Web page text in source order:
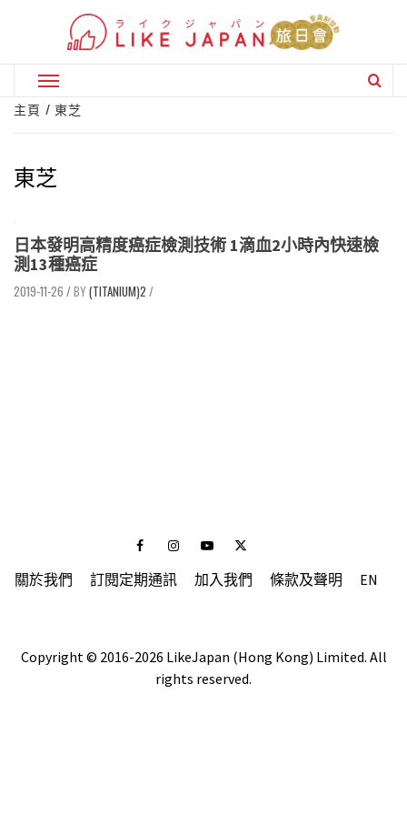
Primary
Menu
主頁 東芝
東芝
日本發明高精度癌症檢測技術 1滴血2小時內快速檢
測13種癌症
2019-11-26 / (TITANIUM)2 /
FacebookInstagramYoutubeTwitter
關於我們 訂閱定期通訊 加入我們 條款及聲明 EN
Copyright © 2016-2026 LikeJapan (Hong Kong) Limited. All
rights reserved.